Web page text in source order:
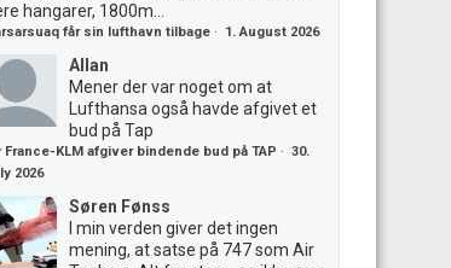
hangarer, 1800m...
får sin lufthavn tilbage · 1. August 2026
Allan
Mener der var noget om at
Lufthansa også havde afgivet et
bud på Tap
France-KLM afgiver bindende bud på TAP · 30.
2026
Søren Fønss
I min verden giver det ingen
mening, at satse på 747 som Air